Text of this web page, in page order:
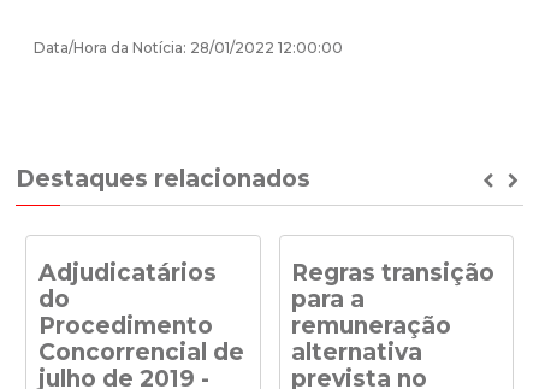
Data/Hora da Notícia: 28/01/2022 12:00:00
Destaques relacionados
Adjudicatários
do
Procedimento
Concorrencial de
julho de 2019 -
Regras transição
para a
remuneração
alternativa
prevista no